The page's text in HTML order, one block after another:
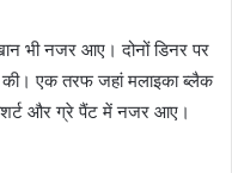
भी नजर आए। दोनों डिनर पर
एक तरफ जहां मलाइका ब्लैक
और ग्रे पैंट में नजर आए।